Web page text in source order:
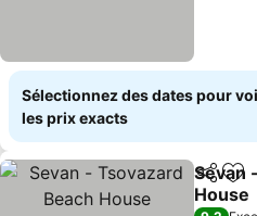
Sélectionnez des dates pour
les prix exacts
Partager
Sevan
House